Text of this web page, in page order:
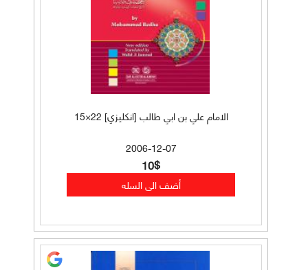
الامام علي بن ابي طالب [انكليزي] 22×15
2006-12-07
10$